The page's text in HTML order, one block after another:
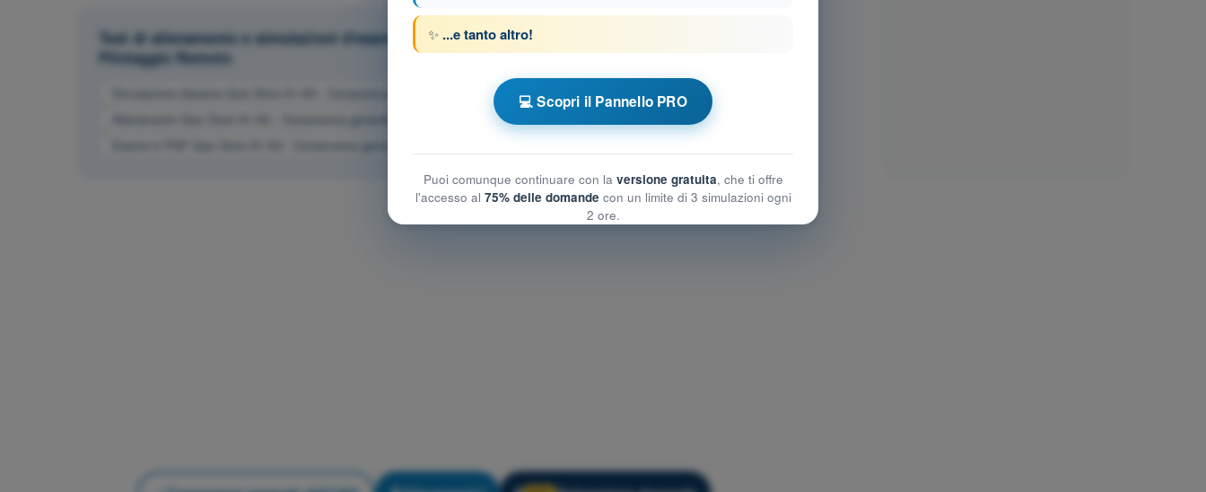
Test di allenamento e simulazioni d'esame a tempo Quiz Droni A1-A3 - Aeromobili a
Pilotaggio Remoto
✨ ...e tanto altro!
💻 Scopri il Pannello PRO
Puoi comunque continuare con la versione gratuita, che ti offre
l'accesso al 75% delle domande con un limite di 3 simulazioni ogni
2 ore.